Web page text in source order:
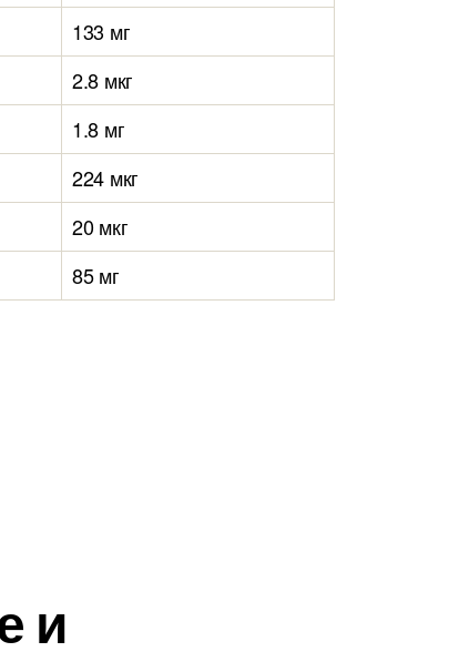
133 мг
2.8 мкг
1.8 мг
224 мкг
20 мкг
85 мг
и